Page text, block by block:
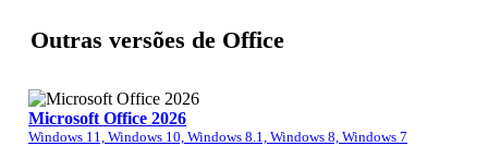
Outras versões de Office
Microsoft Office 2026
Windows 11, Windows 10, Windows 8.1, Windows 8, Windows 7